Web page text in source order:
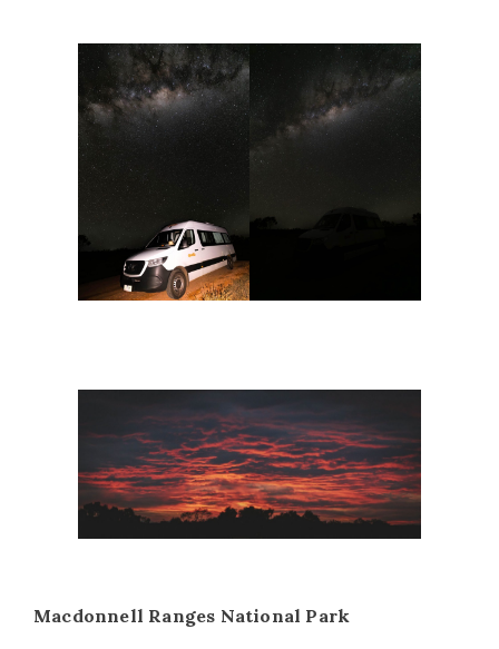
Macdonnell Ranges National Park